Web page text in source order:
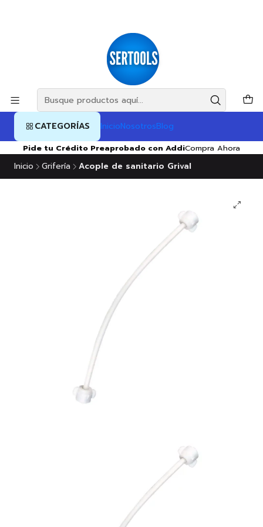
CATEGORÍAS InicioNosotrosBlog
Pide tu Crédito Preaprobado con AddiCompra Ahora
Inicio Grifería Acople de sanitario Grival